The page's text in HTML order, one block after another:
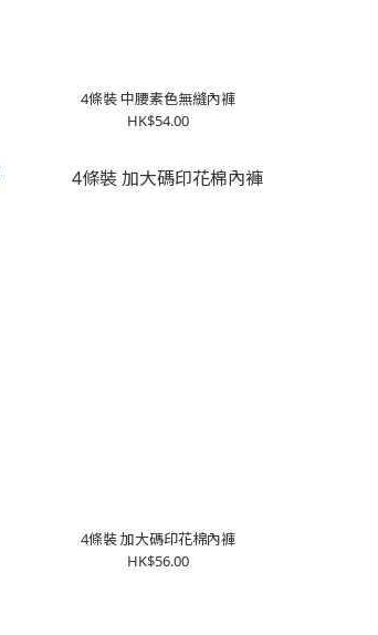
4條裝 中腰素色無縫內褲
HK$54.00
4條裝 加大碼印花棉內褲
HK$56.00